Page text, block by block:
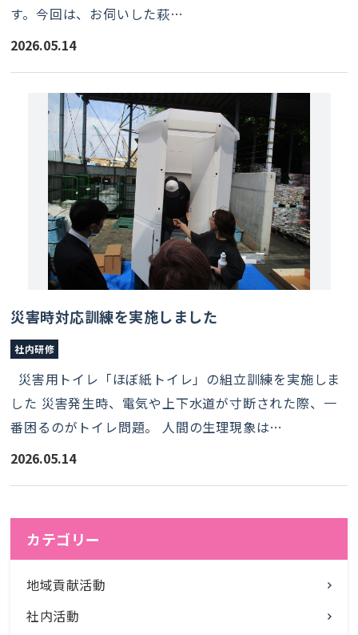
カテゴリー
地域貢献活動
社内活動
す。今回は、お伺いした萩…
2026.05.14
災害時対応訓練を実施しました
社内研修
災害用トイレ「ほぼ紙トイレ」の組立訓練を実施しま
した 災害発生時、電気や上下水道が寸断された際、一
番困るのがトイレ問題。 人間の生理現象は…
2026.05.14